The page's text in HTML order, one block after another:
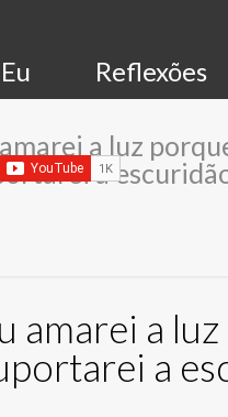
Eu Reflexões
a luz
a
amarei a
a